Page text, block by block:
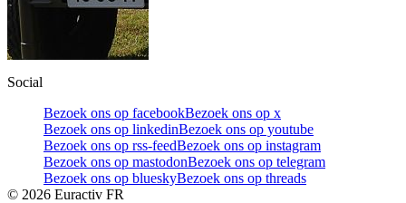
Social
Bezoek ons op facebookBezoek ons op x
Bezoek ons op linkedinBezoek ons op youtube
Bezoek ons op rss-feedBezoek ons op instagram
Bezoek ons op mastodonBezoek ons op telegram
Bezoek ons op blueskyBezoek ons op threads
© 2026 Euractiv FR